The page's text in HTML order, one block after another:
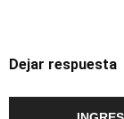
Dejar respuesta